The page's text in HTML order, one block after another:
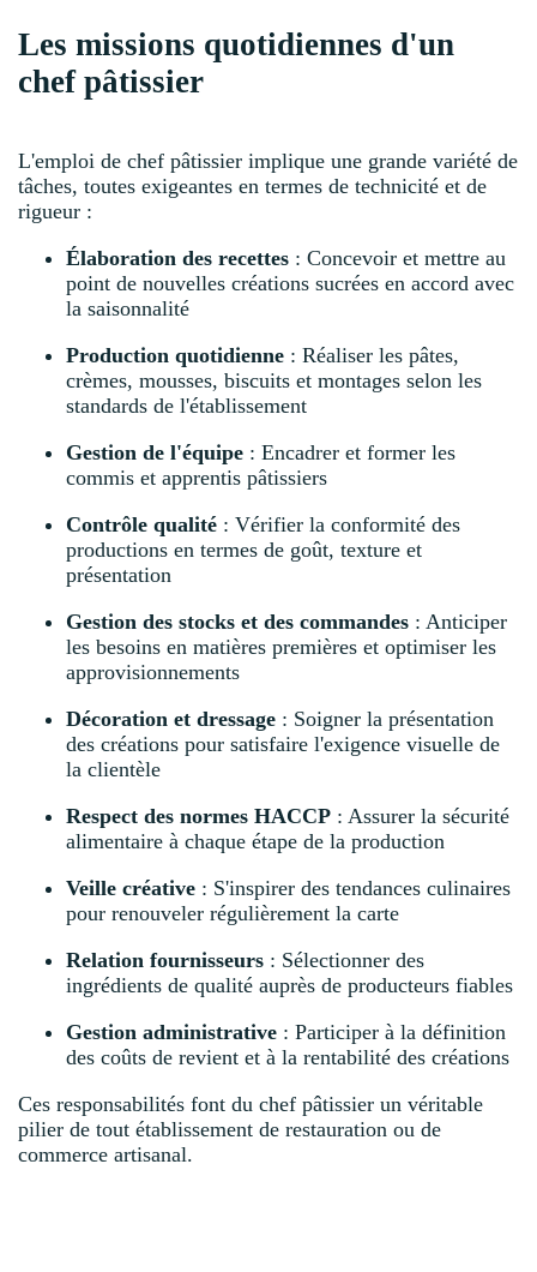
Les missions quotidiennes d'un
chef pâtissier
L'emploi de chef pâtissier implique une grande variété de
tâches, toutes exigeantes en termes de technicité et de
rigueur :
Élaboration des recettes : Concevoir et mettre au
point de nouvelles créations sucrées en accord avec
la saisonnalité
Production quotidienne : Réaliser les pâtes,
crèmes, mousses, biscuits et montages selon les
standards de l'établissement
Gestion de l'équipe : Encadrer et former les
commis et apprentis pâtissiers
Contrôle qualité : Vérifier la conformité des
productions en termes de goût, texture et
présentation
Gestion des stocks et des commandes : Anticiper
les besoins en matières premières et optimiser les
approvisionnements
Décoration et dressage : Soigner la présentation
des créations pour satisfaire l'exigence visuelle de
la clientèle
Respect des normes HACCP : Assurer la sécurité
alimentaire à chaque étape de la production
Veille créative : S'inspirer des tendances culinaires
pour renouveler régulièrement la carte
Relation fournisseurs : Sélectionner des
ingrédients de qualité auprès de producteurs fiables
Gestion administrative : Participer à la définition
des coûts de revient et à la rentabilité des créations
Ces responsabilités font du chef pâtissier un véritable
pilier de tout établissement de restauration ou de
commerce artisanal.